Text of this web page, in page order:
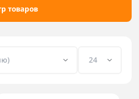
со уставной формой и
товаров